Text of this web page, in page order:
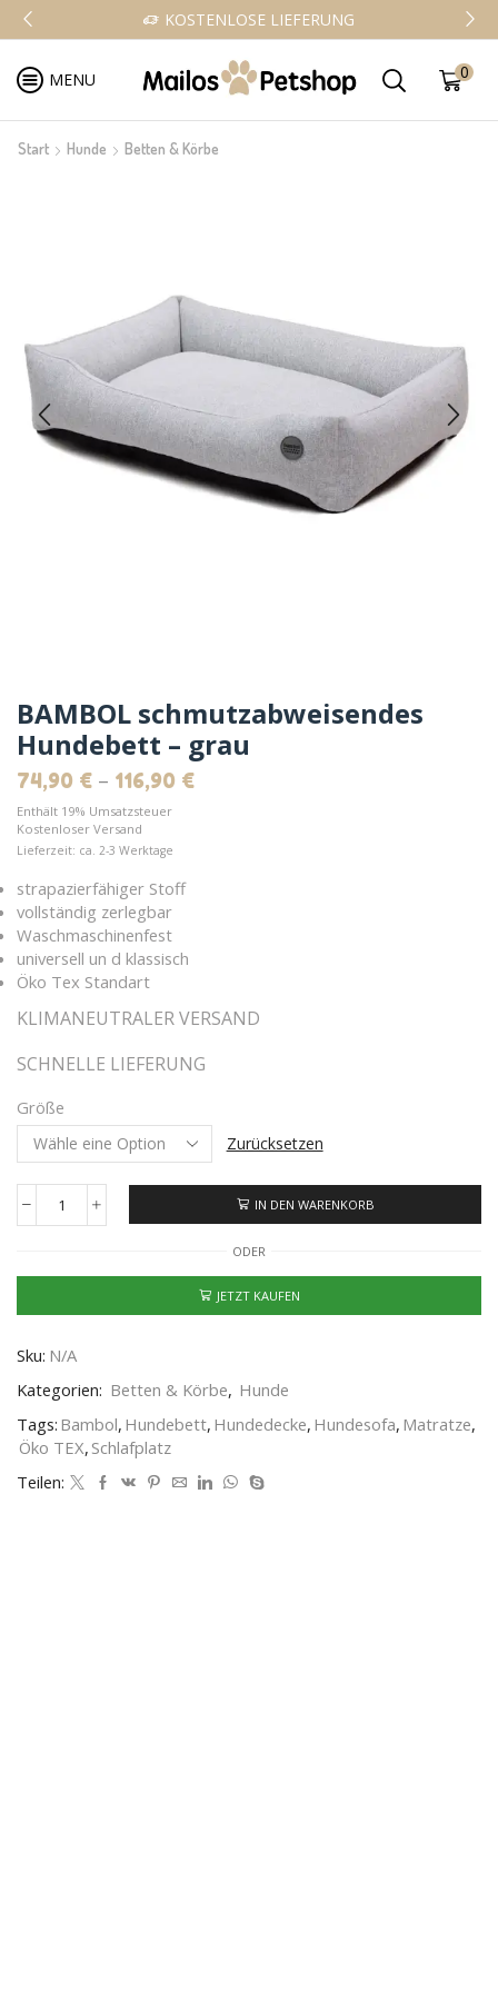
KOSTENLOSE LIEFERUNG
MENU 0
Start Hunde Betten & Körbe
BAMBOL schmutzabweisendes
Hundebett – grau
74,90 € – 116,90 €
Enthält 19% Umsatzsteuer
Kostenloser Versand
Lieferzeit: ca. 2-3 Werktage
strapazierfähiger Stoff
vollständig zerlegbar
Waschmaschinenfest
universell un d klassisch
Öko Tex Standart
KLIMANEUTRALER VERSAND
SCHNELLE LIEFERUNG
Größe
Zurücksetzen
IN DEN WARENKORB
ODER
JETZT KAUFEN
Sku: N/A
Kategorien: Betten & Körbe, Hunde
Tags: Bambol, Hundebett, Hundedecke, Hundesofa, Matratze,
Öko TEX, Schlafplatz
Teilen: